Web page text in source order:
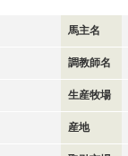
馬主名
調教師名
生産牧場
産地